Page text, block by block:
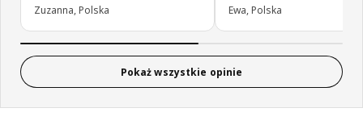
Zuzanna, Polska Ewa, Polska
Pokaż wszystkie opinie